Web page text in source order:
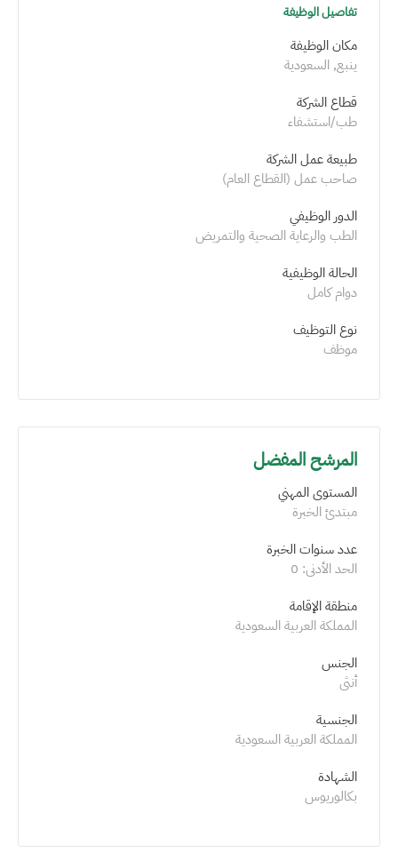
تفاصيل الوظيفة
مكان الوظيفة
ينبع, السعودية
قطاع الشركة
طب/استشفاء
طبيعة عمل الشركة
صاحب عمل (القطاع العام)
الدور الوظيفي
الطب والرعاية الصحية والتمريض
الحالة الوظيفية
دوام كامل
نوع التوظيف
موظف
المرشح المفضل
المستوى المهني
مبتدئ الخبرة
عدد سنوات الخبرة
الحد الأدنى: 0
منطقة الإقامة
المملكة العربية السعودية
الجنس
أنثى
الجنسية
المملكة العربية السعودية
الشهادة
بكالوريوس